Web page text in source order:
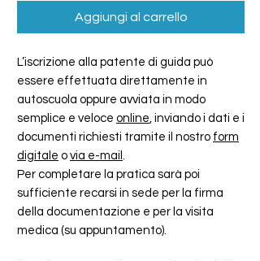
Aggiungi al carrello
L’iscrizione alla patente di guida può
essere effettuata direttamente in
autoscuola oppure avviata in modo
semplice e veloce online, inviando i dati e i
documenti richiesti tramite il nostro form
digitale o via e-mail .
Per completare la pratica sarà poi
sufficiente recarsi in sede per la firma
della documentazione e per la visita
medica (su appuntamento).